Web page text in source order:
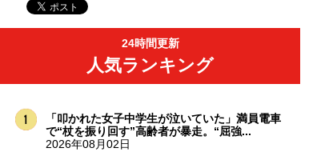
24時間更新
人気ランキング
「叩かれた女子中学生が泣いていた」満員電車
で“杖を振り回す”高齢者が暴走。“屈強...
2026年08月02日